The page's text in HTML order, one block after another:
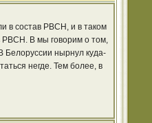
в состав РВСН, и в таком
РВСН. В мы говорим о том,
Белоруссии нырнул куда-
негде. Тем более, в